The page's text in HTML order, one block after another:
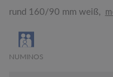
rund 160/90 mm weiß,
NUMINOS